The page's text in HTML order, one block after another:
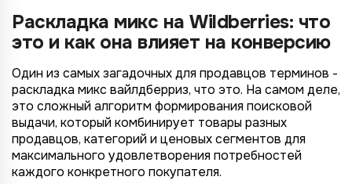
Раскладка микс на Wildberries: что
это и как она влияет на конверсию
Один из самых загадочных для продавцов терминов -
раскладка микс вайлдберриз, что это. На самом деле,
это сложный алгоритм формирования поисковой
выдачи, который комбинирует товары разных
продавцов, категорий и ценовых сегментов для
максимального удовлетворения потребностей
каждого конкретного покупателя.